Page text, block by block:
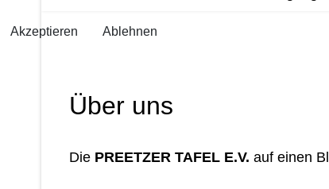
Über uns
Die PREETZER TAFEL E.V. auf einen
Akzeptieren Ablehnen